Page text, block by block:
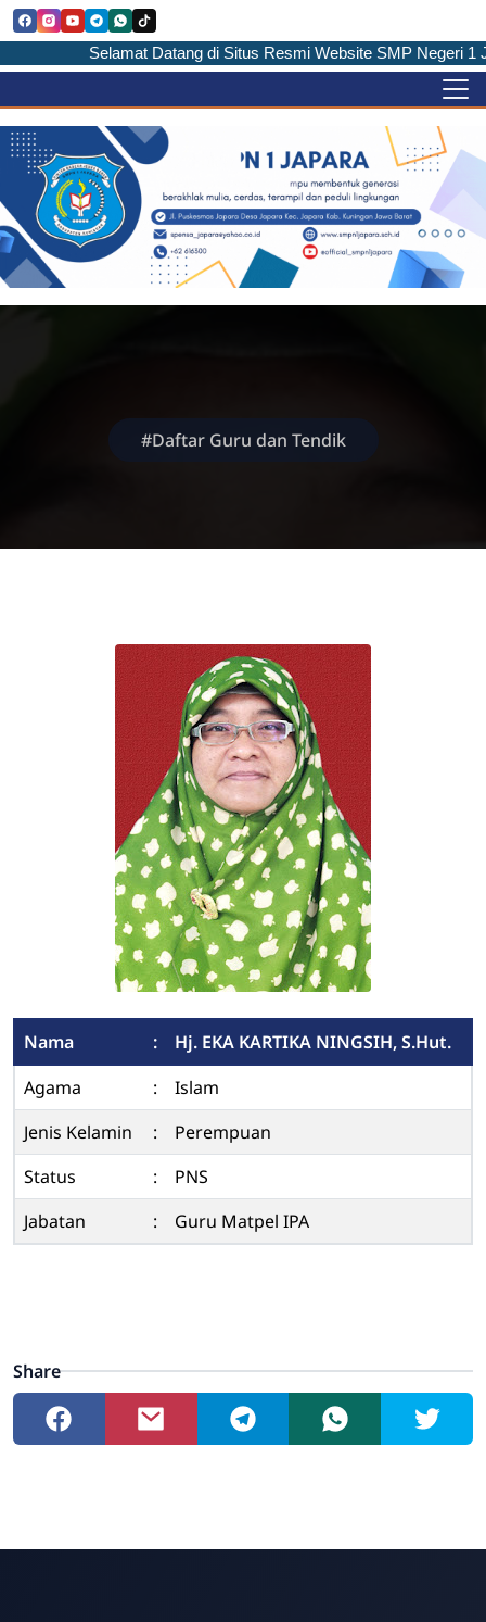
Selamat Datang di Situs Resmi Website SMP Negeri 1
#Daftar Guru dan Tendik
Nama :
Hj. EKA KARTIKA NINGSIH, S.Hut.
Agama
:
Islam
Jenis Kelamin
:
Perempuan
Status
:
PNS
Jabatan
: Guru Matpel IPA
Share